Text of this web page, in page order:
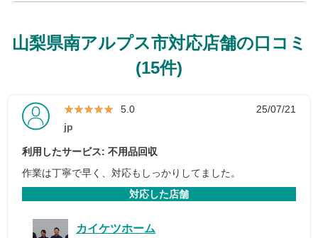
山梨県南アルプス市対応店舗の口コミ
(15件)
★★★★★
★★★★★ 5.0
25/07/21
jp
利用したサービス: 不用品回収
作業は丁寧で早く、対応もしっかりしてました。
対応した店舗
カイケツホーム